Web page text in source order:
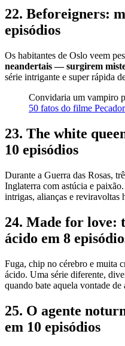
22. Beforeigners:
episódios
Os habitantes de Oslo veem
neandertais — surgirem
série intrigante e super rápida
Convidaria um vampiro
50 fatos do filme
23. The white
10 episódios
Durante a Guerra das Rosas,
Inglaterra com astúcia e
intrigas, alianças e reviravoltas
24. Made for love:
ácido em 8
Fuga, chip no cérebro e muita
ácido. Uma série diferente,
quando bate aquela vontade
25. O agente
em 10 episódios